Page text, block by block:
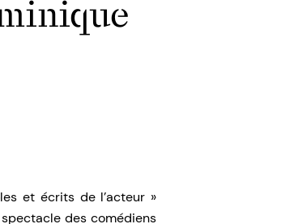
et écrits de l’acteur »
des comédiens